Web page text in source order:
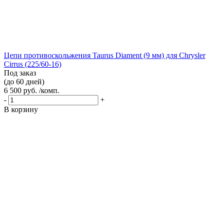
Цепи противоскольжения Taurus Diament (9 мм) для Chrysler
Cirrus (225/60-16)
Под заказ
(до 60 дней)
6 500 руб. /комп.
-
+
В корзину